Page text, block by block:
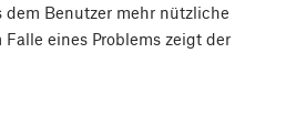
dem Benutzer mehr nützliche
eines Problems zeigt der